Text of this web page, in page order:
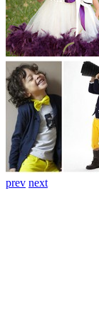
prev next